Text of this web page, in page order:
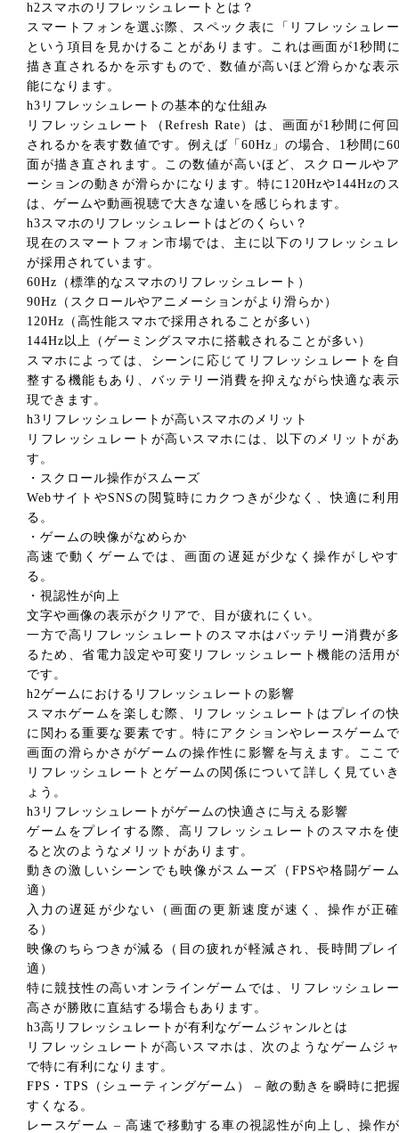
h2スマホのリフレッシュレートとは？
スマートフォンを選ぶ際、スペック表に「リフレッシュレ
という項目を見かけることがあります。これは画面が1秒間
描き直されるかを示すもので、数値が高いほど滑らかな表
能になります。
h3リフレッシュレートの基本的な仕組み
リフレッシュレート（Refresh Rate）は、画面が1秒間に何
されるかを表す数値です。例えば「60Hz」の場合、1秒間に
面が描き直されます。この数値が高いほど、スクロールや
ーションの動きが滑らかになります。特に120Hzや144Hzの
は、ゲームや動画視聴で大きな違いを感じられます。
h3スマホのリフレッシュレートはどのくらい？
現在のスマートフォン市場では、主に以下のリフレッシュ
が採用されています。
60Hz（標準的なスマホのリフレッシュレート）
90Hz（スクロールやアニメーションがより滑らか）
120Hz（高性能スマホで採用されることが多い）
144Hz以上（ゲーミングスマホに搭載されることが多い）
スマホによっては、シーンに応じてリフレッシュレートを
整する機能もあり、バッテリー消費を抑えながら快適な表
現できます。
h3リフレッシュレートが高いスマホのメリット
リフレッシュレートが高いスマホには、以下のメリットが
す。
・スクロール操作がスムーズ
WebサイトやSNSの閲覧時にカクつきが少なく、快適に利
る。
・ゲームの映像がなめらか
高速で動くゲームでは、画面の遅延が少なく操作がしや
る。
・視認性が向上
文字や画像の表示がクリアで、目が疲れにくい。
一方で高リフレッシュレートのスマホはバッテリー消費が
るため、省電力設定や可変リフレッシュレート機能の活用
です。
h2ゲームにおけるリフレッシュレートの影響
スマホゲームを楽しむ際、リフレッシュレートはプレイの
に関わる重要な要素です。特にアクションやレースゲーム
画面の滑らかさがゲームの操作性に影響を与えます。ここ
リフレッシュレートとゲームの関係について詳しく見てい
ょう。
h3リフレッシュレートがゲームの快適さに与える影響
ゲームをプレイする際、高リフレッシュレートのスマホを
ると次のようなメリットがあります。
動きの激しいシーンでも映像がスムーズ（FPSや格闘ゲー
適）
入力の遅延が少ない（画面の更新速度が速く、操作が正
る）
映像のちらつきが減る（目の疲れが軽減され、長時間プレ
適）
特に競技性の高いオンラインゲームでは、リフレッシュレ
高さが勝敗に直結する場合もあります。
h3高リフレッシュレートが有利なゲームジャンルとは
リフレッシュレートが高いスマホは、次のようなゲームジ
で特に有利になります。
FPS・TPS（シューティングゲーム） – 敵の動きを瞬時に把
すくなる。
レースゲーム – 高速で移動する車の視認性が向上し、操作